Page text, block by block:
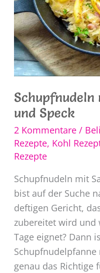
und Speck
2 Kommentare /
Rezepte, Kohl
Rezepte
Schupfnudeln mit
bist auf der Suche
deftigen Gericht,
zubereitet wird und
Tage eignet? Dann
Schupfnudelpfanne
genau das Richtige